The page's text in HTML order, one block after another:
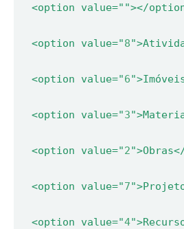
<option value="
<option value="8
<option value="6
<option value="3
<option value="2
<option value="7
<option value="4